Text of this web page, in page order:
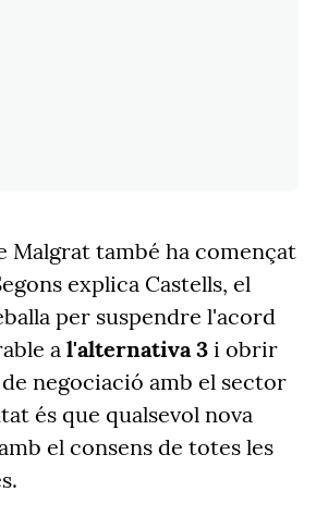
Malgrat també ha començat
explica Castells, el
per suspendre l'acord
a l'alternativa 3 i obrir
negociació amb el sector
és que qualsevol nova
el consens de totes les